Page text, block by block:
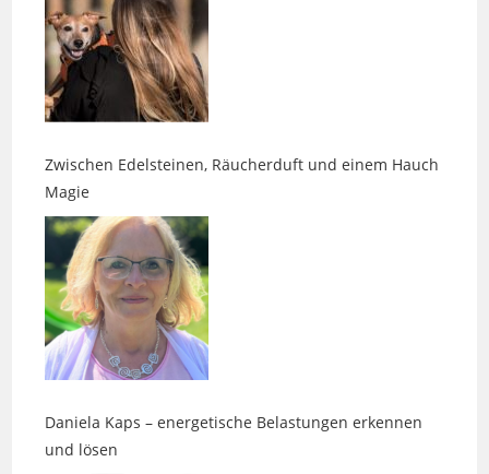
Zwischen Edelsteinen, Räucherduft und einem Hauch
Daniela Kaps – energetische Belastungen erkennen